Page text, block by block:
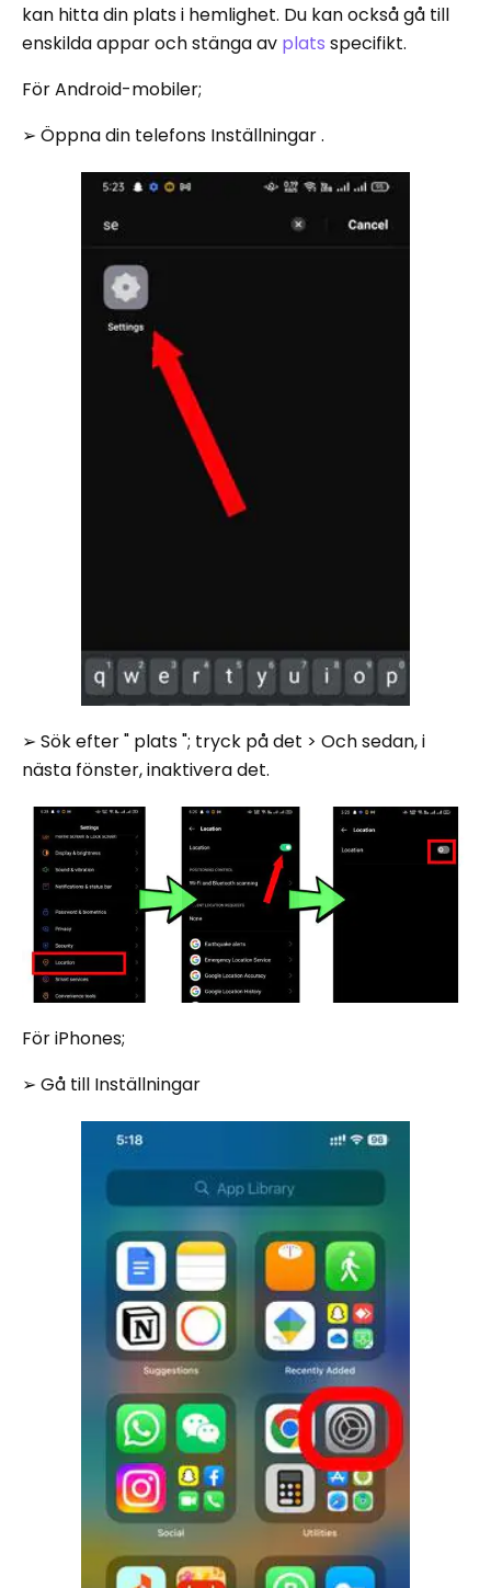
kan hitta din plats i hemlighet. Du kan också gå till
enskilda appar och stänga av plats specifikt.
För Android-mobiler;
➢ Öppna din telefons Inställningar .
➢ Sök efter " plats "; tryck på det > Och sedan, i
nästa fönster, inaktivera det.
För iPhones;
➢ Gå till Inställningar